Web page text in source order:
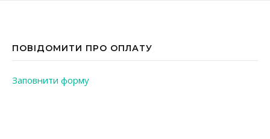
ПОВІДОМИТИ ПРО ОПЛАТУ
Заповнити форму